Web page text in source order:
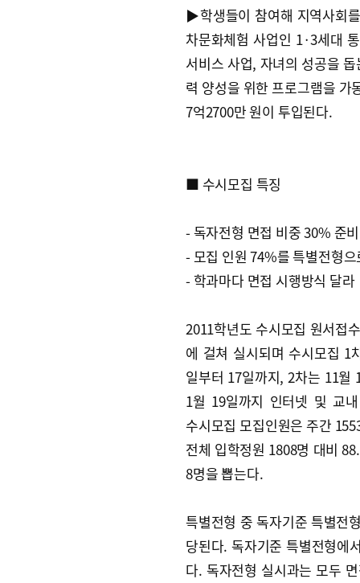
▶학생들이 참여해 지역사회
차문화체험 사업인 1·3세대
서비스 사업, 자녀의 성공을
력 양성을 위한 프로그램을 가
7억2700만 원이 투입된다.
■ 수시모집 특징
- 독자전형 면접 비중 30% 준
- 모집 인원 74%를 특별전형으
- 학과마다 면접 시행방식 달라
2011학년도 수시모집 원서접
에 걸쳐 실시되며 수시모집 1
일부터 17일까지, 2차는 11월
1월 19일까지 인터넷 및 교
수시모집 모집인원은 주간
전체 입학정원 1808명 대비
8명을 뽑는다.
특별전형 중 독자기준 특별전
당된다. 독자기준 특별전형에
다. 독자전형 실시과는 모두